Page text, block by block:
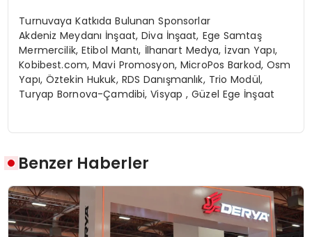
Turnuvaya Katkıda Bulunan Sponsorlar
Akdeniz Meydanı İnşaat, Diva İnşaat, Ege Samtaş
Mermercilik, Etibol Mantı, İlhanart Medya, İzvan Yapı,
Kobibest.com, Mavi Promosyon, MicroPos Barkod, Osm
Yapı, Öztekin Hukuk, RDS Danışmanlık, Trio Modül,
Turyap Bornova-Çamdibi, Visyap , Güzel Ege İnşaat
Benzer Haberler